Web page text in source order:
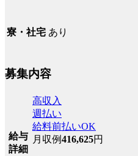
寮・社宅 あり
募集内容
給与
詳細
高収入
週払い
給料前払いOK
月収例416,625円